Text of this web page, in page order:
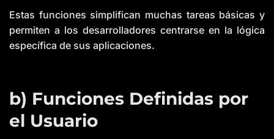
Estas funciones simplifican muchas tareas básicas y
permiten a los desarrolladores centrarse en la lógica
específica de sus aplicaciones.
b) Funciones Definidas por
el Usuario